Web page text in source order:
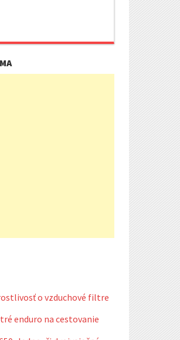
o vzduchové filtre
enduro na cestovanie